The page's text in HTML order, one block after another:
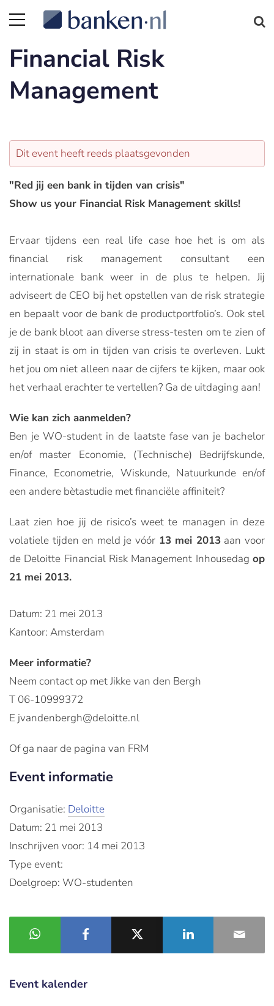
Financial Risk
Management
Dit event heeft reeds plaatsgevonden
"Red jij een bank in tijden van crisis"
Show us your Financial Risk Management skills!
Ervaar tijdens een real life case hoe het is om als
financial risk management consultant een
internationale bank weer in de plus te helpen. Jij
adviseert de CEO bij het opstellen van de risk strategie
en bepaalt voor de bank de productportfolio’s. Ook stel
je de bank bloot aan diverse stress-testen om te zien of
zij in staat is om in tijden van crisis te overleven. Lukt
het jou om niet alleen naar de cijfers te kijken, maar ook
het verhaal erachter te vertellen? Ga de uitdaging aan!
Wie kan zich aanmelden?
Ben je WO-student in de laatste fase van je bachelor
en/of master Economie, (Technische) Bedrijfskunde,
Finance, Econometrie, Wiskunde, Natuurkunde en/of
een andere bètastudie met financiële affiniteit?
Laat zien hoe jij de risico’s weet te managen in deze
volatiele tijden en meld je vóór 13 mei 2013aan voor
de Deloitte Financial Risk Management Inhousedag op
21 mei 2013.
Datum: 21 mei 2013
Kantoor: Amsterdam
Meer informatie?
Neem contact op met Jikke van den Bergh
T 06-10999372
E jvandenbergh@deloitte.nl
Of ga naar de pagina van FRM
Event informatie
Organisatie: Deloitte
Datum: 21 mei 2013
Inschrijven voor: 14 mei 2013
Type event:
Doelgroep: WO-studenten
Event kalender